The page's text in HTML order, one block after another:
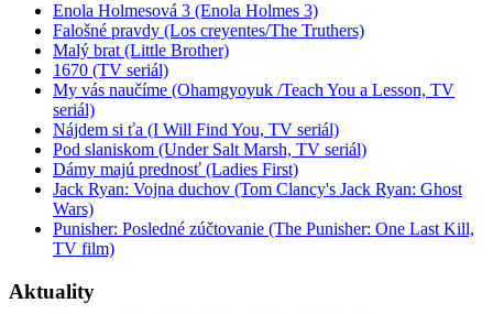
Enola Holmesová 3 (Enola Holmes 3)
Falošné pravdy (Los creyentes/The Truthers)
Malý brat (Little Brother)
1670 (TV seriál)
My vás naučíme (Ohamgyoyuk /Teach You a Lesson, TV
seriál)
Nájdem si ťa (I Will Find You, TV seriál)
Pod slaniskom (Under Salt Marsh, TV seriál)
Dámy majú prednosť (Ladies First)
Jack Ryan: Vojna duchov (Tom Clancy's Jack Ryan: Ghost
Wars)
Punisher: Posledné zúčtovanie (The Punisher: One Last Kill,
TV film)
Aktuality